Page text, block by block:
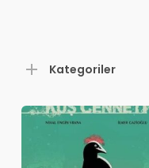
Kategoriler